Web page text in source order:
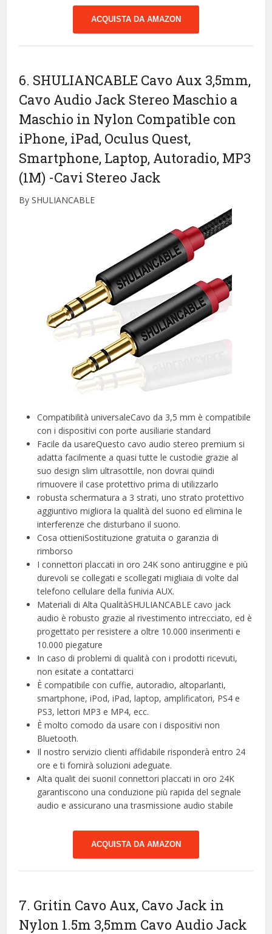
ACQUISTA DA AMAZON
6. SHULIANCABLE Cavo Aux 3,5mm,
Cavo Audio Jack Stereo Maschio a
Maschio in Nylon Compatible con
iPhone, iPad, Oculus Quest,
Smartphone, Laptop, Autoradio, MP3
(1M) -Cavi Stereo Jack
By SHULIANCABLE
Compatibilità universaleCavo da 3,5 mm è compatibile
con i dispositivi con porte ausiliarie standard
Facile da usareQuesto cavo audio stereo premium si
adatta facilmente a quasi tutte le custodie grazie al
suo design slim ultrasottile, non dovrai quindi
rimuovere il case protettivo prima di utilizzarlo
robusta schermatura a 3 strati, uno strato protettivo
aggiuntivo migliora la qualità del suono ed elimina le
interferenze che disturbano il suono.
Cosa ottieniSostituzione gratuita o garanzia di
rimborso
I connettori placcati in oro 24K sono antiruggine e più
durevoli se collegati e scollegati migliaia di volte dal
telefono cellulare della funivia AUX.
Materiali di Alta QualitàSHULIANCABLE cavo jack
audio è robusto grazie al rivestimento intrecciato, ed è
progettato per resistere a oltre 10.000 inserimenti e
10.000 piegature
In caso di problemi di qualità con i prodotti ricevuti,
non esitate a contattarci
È compatibile con cuffie, autoradio, altoparlanti,
smartphone, iPod, iPad, laptop, amplificatori, PS4 e
PS3, lettori MP3 e MP4, ecc.
È molto comodo da usare con i dispositivi non
Bluetooth.
Il nostro servizio clienti affidabile risponderà entro 24
ore e ti fornirà soluzioni adeguate.
Alta qualit dei suoniI connettori placcati in oro 24K
garantiscono una conduzione più rapida del segnale
audio e assicurano una trasmissione audio stabile
ACQUISTA DA AMAZON
7. Gritin Cavo Aux, Cavo Jack in
Nylon 1.5m 3,5mm Cavo Audio Jack